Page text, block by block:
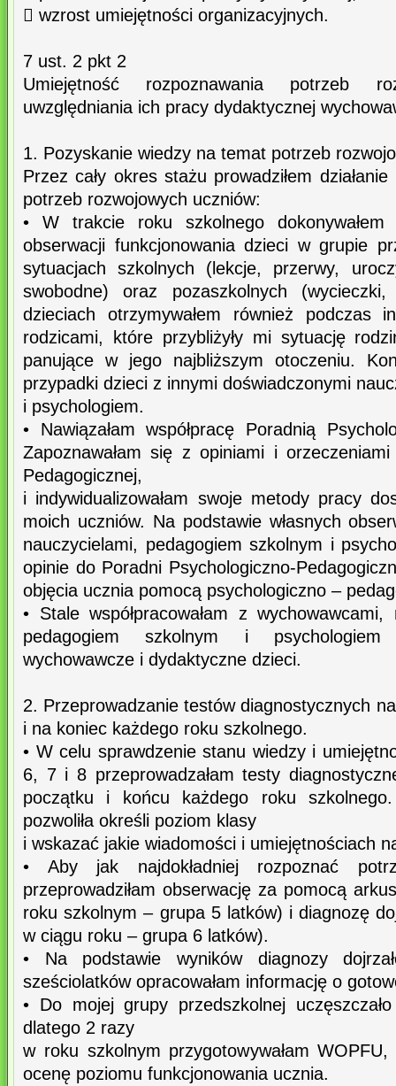
 wzrost umiejętności organizacyjnych.
7 ust. 2 pkt 2
Umiejętność rozpoznawania potrzeb
uwzględniania ich pracy dydaktycznej
1. Pozyskanie wiedzy na temat potrzeb
Przez cały okres stażu prowadziłem
potrzeb rozwojowych uczniów:
• W trakcie roku szkolnego dokonywałem
obserwacji funkcjonowania dzieci w grupie
sytuacjach szkolnych (lekcje, przerwy,
swobodne) oraz pozaszkolnych
dzieciach otrzymywałem również podczas
rodzicami, które przybliżyły mi sytuację
panujące w jego najbliższym otoczeniu.
przypadki dzieci z innymi doświadczonymi
i psychologiem.
• Nawiązałam współpracę Poradnią
Zapoznawałam się z opiniami i
Pedagogicznej,
i indywidualizowałam swoje metody pracy
moich uczniów. Na podstawie własnych
nauczycielami, pedagogiem szkolnym i
opinie do Poradni Psychologiczno-
objęcia ucznia pomocą psychologiczno –
• Stale współpracowałam z
pedagogiem szkolnym i psychologiem
wychowawcze i dydaktyczne dzieci.
2. Przeprowadzanie testów diagnostycznych
i na koniec każdego roku szkolnego.
• W celu sprawdzenie stanu wiedzy i
6, 7 i 8 przeprowadzałam testy
początku i końcu każdego roku
pozwoliła określi poziom klasy
i wskazać jakie wiadomości i umiejętnościach
• Aby jak najdokładniej rozpoznać
przeprowadziłam obserwację za pomocą
roku szkolnym – grupa 5 latków) i diagnozę
w ciągu roku – grupa 6 latków).
• Na podstawie wyników diagnozy
sześciolatków opracowałam informację o
• Do mojej grupy przedszkolnej
dlatego 2 razy
w roku szkolnym przygotowywałam
ocenę poziomu funkcjonowania ucznia.